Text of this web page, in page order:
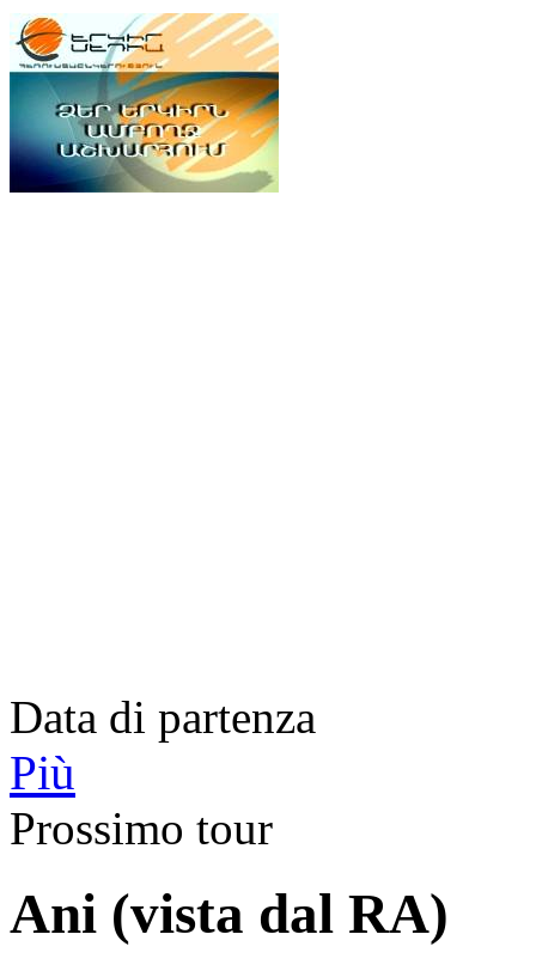
Data di partenza
Più
Prossimo tour
Ani (vista dal RA)